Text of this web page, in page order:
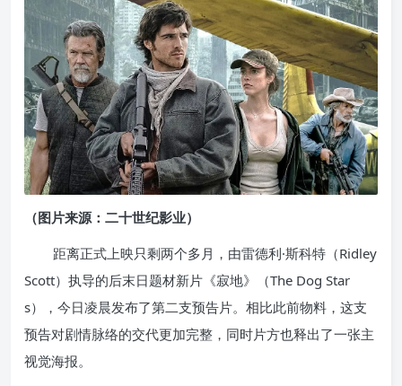
（图片来源：二十世纪影业）
距离正式上映只剩两个多月，由雷德利·斯科特（Ridley
Scott）执导的后末日题材新片《寂地》（The Dog Star
s），今日凌晨发布了第二支预告片。相比此前物料，这支
预告对剧情脉络的交代更加完整，同时片方也释出了一张主
视觉海报。